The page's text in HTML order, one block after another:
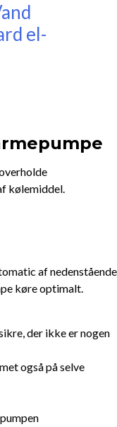
el-
kølemiddel.
af nedenstående
køre optimalt.
der ikke er nogen
også på selve